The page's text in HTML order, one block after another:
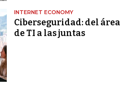
INTERNET ECONOMY
Ciberseguridad: del área
de TI a las juntas